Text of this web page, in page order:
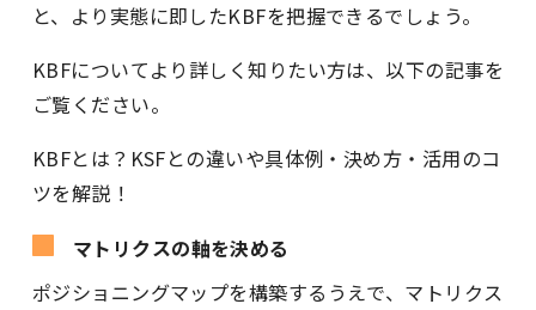
と、より実態に即したKBFを把握できるでしょう。
KBFについてより詳しく知りたい方は、以下の記事を
ご覧ください。
KBFとは？KSFとの違いや具体例・決め方・活用のコ
ツを解説！
マトリクスの軸を決める
ポジショニングマップを構築するうえで、マトリクス